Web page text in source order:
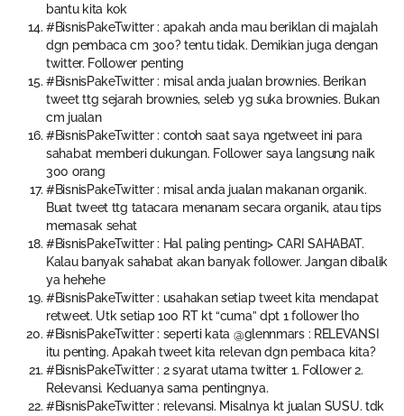
bantu kita kok
#BisnisPakeTwitter : apakah anda mau beriklan di majalah
dgn pembaca cm 300? tentu tidak. Demikian juga dengan
twitter. Follower penting
#BisnisPakeTwitter : misal anda jualan brownies. Berikan
tweet ttg sejarah brownies, seleb yg suka brownies. Bukan
cm jualan
#BisnisPakeTwitter : contoh saat saya ngetweet ini para
sahabat memberi dukungan. Follower saya langsung naik
300 orang
#BisnisPakeTwitter : misal anda jualan makanan organik.
Buat tweet ttg tatacara menanam secara organik, atau tips
memasak sehat
#BisnisPakeTwitter : Hal paling penting> CARI SAHABAT.
Kalau banyak sahabat akan banyak follower. Jangan dibalik
ya hehehe
#BisnisPakeTwitter : usahakan setiap tweet kita mendapat
retweet. Utk setiap 100 RT kt “cuma” dpt 1 follower lho
#BisnisPakeTwitter : seperti kata @glennmars : RELEVANSI
itu penting. Apakah tweet kita relevan dgn pembaca kita?
#BisnisPakeTwitter : 2 syarat utama twitter 1. Follower 2.
Relevansi. Keduanya sama pentingnya.
#BisnisPakeTwitter : relevansi. Misalnya kt jualan SUSU. tdk